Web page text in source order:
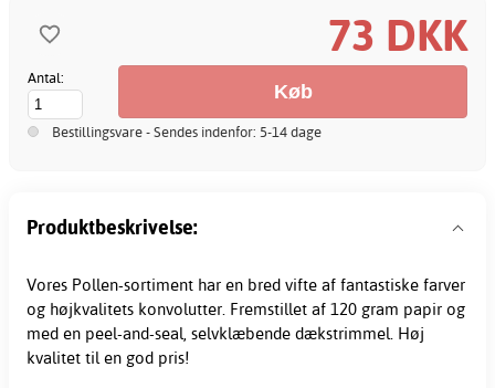
73 DKK
Antal:
Bestillingsvare - Sendes indenfor: 5-14 dage
Produktbeskrivelse:
Vores Pollen-sortiment har en bred vifte af fantastiske farver
og højkvalitets konvolutter. Fremstillet af 120 gram papir og
med en peel-and-seal, selvklæbende dækstrimmel. Høj
kvalitet til en god pris!